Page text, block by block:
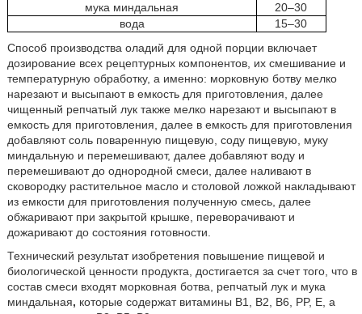
мука миндальная
20–30
вода
15–30
Способ производства оладий для одной порции включает
дозирование всех рецептурных компонентов, их смешивание и
температурную обработку, а именно: морковную ботву мелко
нарезают и высыпают в емкость для приготовления, далее
чищенный репчатый лук также мелко нарезают и высыпают в
емкость для приготовления, далее в емкость для приготовления
добавляют соль поваренную пищевую, соду пищевую, муку
миндальную и перемешивают, далее добавляют воду и
перемешивают до однородной смеси, далее наливают в
сковородку растительное масло и столовой ложкой накладывают
из емкости для приготовления полученную смесь, далее
обжаривают при закрытой крышке, переворачивают и
дожаривают до состояния готовности.
Технический результат изобретения повышение пищевой и
биологической ценности продукта, достигается за счет того, что в
состав смеси входят морковная ботва, репчатый лук и мука
миндальная, которые содержат витамины B1, B2, B6, PP, E, а